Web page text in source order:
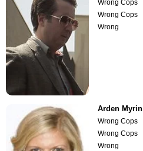
Wrong Cops
Wrong Cops
Wrong
Arden Myrin
Wrong Cops
Wrong Cops
Wrong